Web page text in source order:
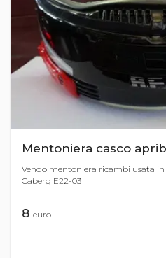
Mentoniera casco
Vendo mentoniera ricambi usata
Caberg E22-03
8 euro